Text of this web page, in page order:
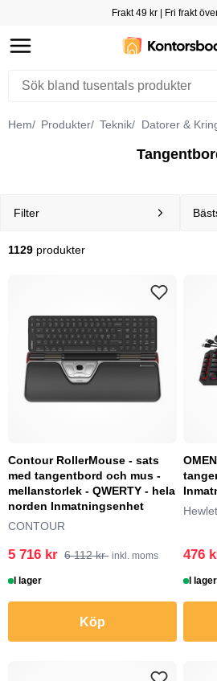
Frakt 49 kr | Fri frakt
Hem Produkter Teknik Datorer &
Filter
1129 produkter
Contour RollerMouse - sats
med tangentbord och mus -
mellanstorlek - QWERTY - hela
norden Inmatningsenhet
CONTOUR
5 716 kr 6 112 kr inkl. moms
I lager
Köp
476
I lager